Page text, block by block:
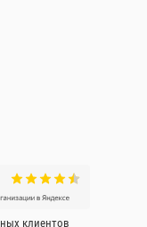
клиентов